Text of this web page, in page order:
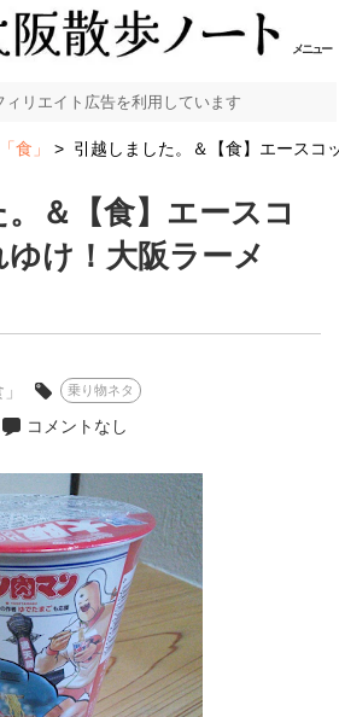
メニュー
ィリエイト広告を利用しています
食」 引越しました。＆【食】エース
＆【食】エースコ
け！大阪ラーメ
乗り物ネタ
コメントなし